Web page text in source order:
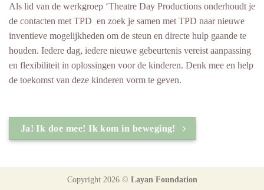
Als lid van de werkgroep ‘Theatre Day Productions onderhoudt je
de contacten met TPD en zoek je samen met TPD naar nieuwe
inventieve mogelijkheden om de steun en directe hulp gaande te
houden. Iedere dag, iedere nieuwe gebeurtenis vereist aanpassing
en flexibiliteit in oplossingen voor de kinderen. Denk mee en help
de toekomst van deze kinderen vorm te geven.
Ja! Ik doe mee! Ik kom in beweging!
Copyright 2026 © Layan Foundation